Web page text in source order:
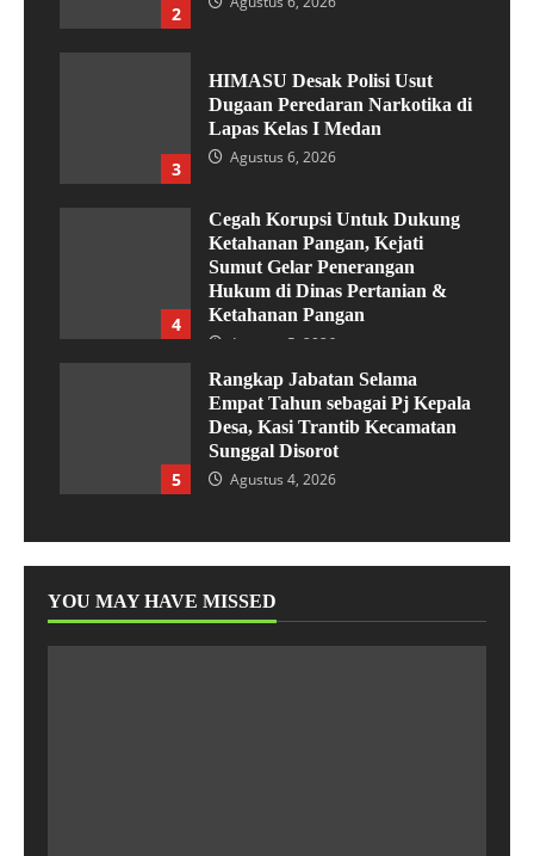
2
3
HIMASU Desak Polisi Usut
Dugaan Peredaran Narkotika di
Lapas Kelas I Medan
Agustus 6, 2026
4
Cegah Korupsi Untuk Dukung
Ketahanan Pangan, Kejati
Sumut Gelar Penerangan
Hukum di Dinas Pertanian &
Ketahanan Pangan
Agustus 5, 2026
5
Rangkap Jabatan Selama
Empat Tahun sebagai Pj Kepala
Desa, Kasi Trantib Kecamatan
Sunggal Disorot
Agustus 4, 2026
YOU MAY HAVE MISSED